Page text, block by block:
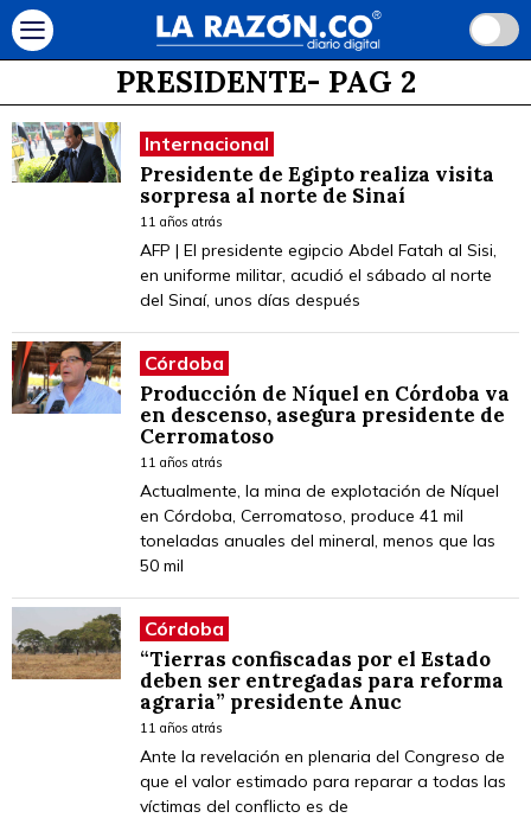
PRESIDENTE- PAG 2
Internacional
Presidente de Egipto realiza visita
sorpresa al norte de Sinaí
11 años atrás
AFP | El presidente egipcio Abdel Fatah al Sisi,
en uniforme militar, acudió el sábado al norte
del Sinaí, unos días después
Córdoba
Producción de Níquel en Córdoba va
en descenso, asegura presidente de
Cerromatoso
11 años atrás
Actualmente, la mina de explotación de Níquel
en Córdoba, Cerromatoso, produce 41 mil
toneladas anuales del mineral, menos que las
50 mil
Córdoba
“Tierras confiscadas por el Estado
deben ser entregadas para reforma
agraria” presidente Anuc
11 años atrás
Ante la revelación en plenaria del Congreso de
que el valor estimado para reparar a todas las
víctimas del conflicto es de